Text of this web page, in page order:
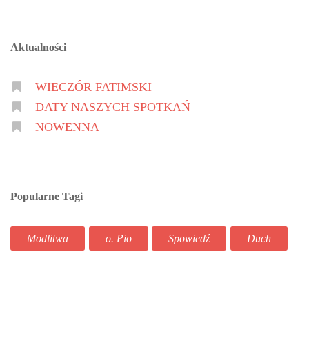
Aktualności
WIECZÓR FATIMSKI
DATY NASZYCH SPOTKAŃ
NOWENNA
Popularne Tagi
Modlitwa o. Pio Spowiedź Duch